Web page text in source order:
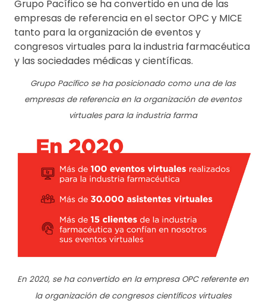
Grupo Pacífico se ha convertido en una de las
empresas de referencia en el sector OPC y MICE
tanto para la organización de eventos y
congresos virtuales para la industria farmacéutica
y las sociedades médicas y científicas.
Grupo Pacífico se ha posicionado como una de las
empresas de referencia en la organización de eventos
virtuales para la industria farma
En 2020, se ha convertido en la empresa OPC referente en
la organización de congresos científicos virtuales